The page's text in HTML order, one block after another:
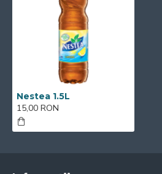
Nestea 1.5L
15,00 RON